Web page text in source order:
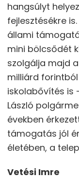
hangsúlyt
fejlesztésékre
állami
mini bölcsődét
szolgálja majd
milliárd
iskolabővítés is
László
években
támogatás jól
életében, a
Vetési Imre